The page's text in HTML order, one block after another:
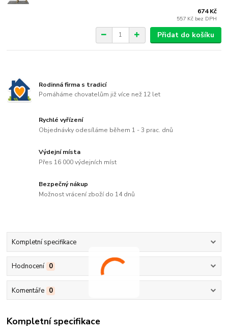
674 Kč
557 Kč bez DPH
Přidat do košíku
Rodinná firma s tradicí
Pomáháme chovatelům již více než 12 let
Rychlé vyřízení
Objednávky odesíláme během 1 - 3 prac. dnů
Výdejní místa
Přes 16 000 výdejních míst
Bezpečný nákup
Možnost vrácení zboží do 14 dnů
Kompletní specifikace
Hodnocení 0
Komentáře 0
Kompletní specifikace